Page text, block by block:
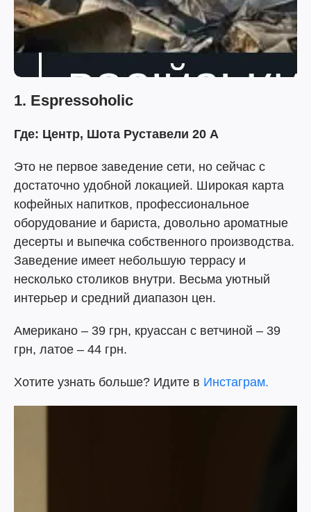
1. Espressoholic
Где: Центр, Шота Руставели 20 А
Это не первое заведение сети, но сейчас с
достаточно удобной локацией. Широкая карта
кофейных напитков, профессиональное
оборудование и бариста, довольно ароматные
десерты и выпечка собственного производства.
Заведение имеет небольшую террасу и
несколько столиков внутри. Весьма уютный
интерьер и средний диапазон цен.
Американо – 39 грн, круассан с ветчиной – 39
грн, латое – 44 грн.
Хотите узнать больше? Идите в Инстаграм.